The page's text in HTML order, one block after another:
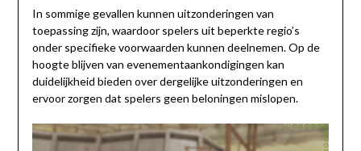
In sommige gevallen kunnen uitzonderingen van
toepassing zijn, waardoor spelers uit beperkte regio’s
onder specifieke voorwaarden kunnen deelnemen. Op de
hoogte blijven van evenementaankondigingen kan
duidelijkheid bieden over dergelijke uitzonderingen en
ervoor zorgen dat spelers geen beloningen mislopen.